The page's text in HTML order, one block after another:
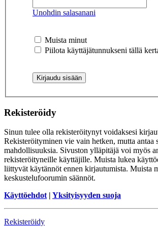
Unohdin salasanani
Muista minut
Piilota käyttäjätunnukseni tällä
Rekisteröidy
Sinun tulee olla rekisteröitynyt voidaksesi
Rekisteröityminen vie vain hetken, mutta antaa
mahdollisuuksia. Sivuston ylläpitäjä voi myös
rekisteröityneille käyttäjille. Muista lukea
liittyvät käytännöt ennen kirjautumista. Muista
keskustelufoorumin säännöt.
Käyttöehdot | Yksityisyyden suoja
Rekisteröidy